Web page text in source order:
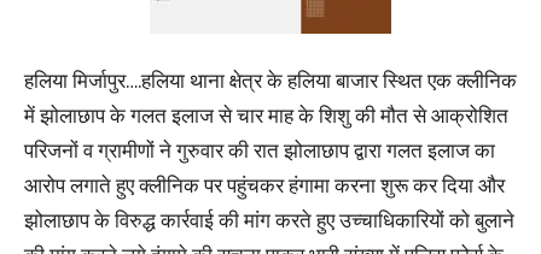
हलिया मिर्जापुर….हलिया थाना क्षेत्र के हलिया बाजार स्थित एक क्लीनिक
में झोलाछाप के गलत इलाज से चार माह के शिशु की मौत से आक्रोशित
परिजनों व ग्रामीणों ने गुरुवार की रात झोलाछाप द्वारा गलत इलाज का
आरोप लगाते हुए क्लीनिक पर पहुंचकर हंगामा करना शुरू कर दिया और
झोलाछाप के विरुद्ध कार्रवाई की मांग करते हुए उच्चाधिकारियों को बुलाने